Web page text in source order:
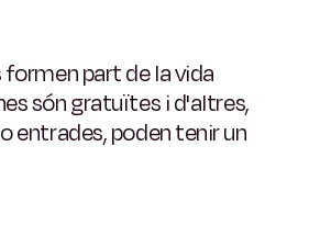
part de la vida
són gratuïtes i d'altres,
entrades, poden tenir un